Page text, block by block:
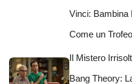
Vinci: Bambina
Come un
Il Mistero
Bang Theory: